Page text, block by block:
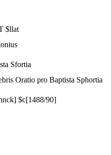
$llat
Sfortia
Oratio pro Baptista Sphortia
$c[1488/90]